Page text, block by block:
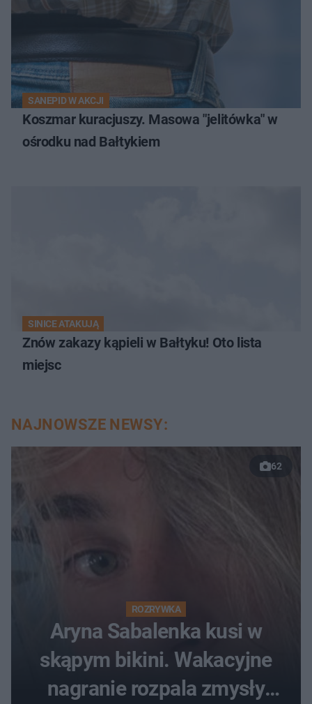
SANEPID W AKCJI
Koszmar kuracjuszy. Masowa "jelitówka" w
ośrodku nad Bałtykiem
SINICE ATAKUJĄ
Znów zakazy kąpieli w Bałtyku! Oto lista
miejsc
NAJNOWSZE NEWSY:
62
ROZRYWKA
Aryna Sabalenka kusi w
skąpym bikini. Wakacyjne
nagranie rozpala zmysły